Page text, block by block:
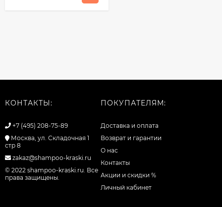
КОНТАКТЫ:
+7 (495) 208-75-89
Москва, ул. Складочная 1
стр 8
zakaz@shampoo-kraski.ru
© 2022 shampoo-kraski.ru. Все
права защищены.
ПОКУПАТЕЛЯМ:
Доставка и оплата
Возврат и гарантии
О нас
Контакты
Акции и скидки %
Личный кабинет